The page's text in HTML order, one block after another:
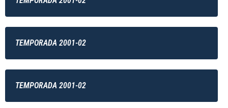
TEMPORADA 2001-02
TEMPORADA 2001-02